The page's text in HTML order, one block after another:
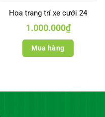
Hoa trang trí xe cưới 24
1.000.000₫
Mua hàng